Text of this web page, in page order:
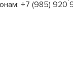
+7 (985)